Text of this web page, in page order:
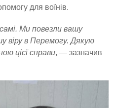
для воїнів.
Ми повезли вашу
віру в Перемогу. Дякую
цієї справи, — зазначив